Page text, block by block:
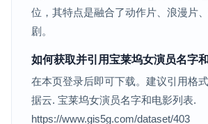
位，其特点是融合了动作片、浪漫片
剧。
如何获取并引用宝莱坞女演员名字
在本页登录后即可下载。建议引用格
据云. 宝莱坞女演员名字和电影列表.
https://www.gis5g.com/dataset/403